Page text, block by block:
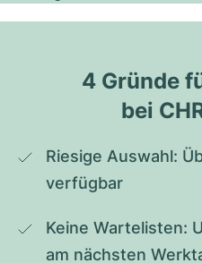
4 Gründe
bei
Riesige Auswahl:
verfügbar
Keine Wartelisten:
am nächsten